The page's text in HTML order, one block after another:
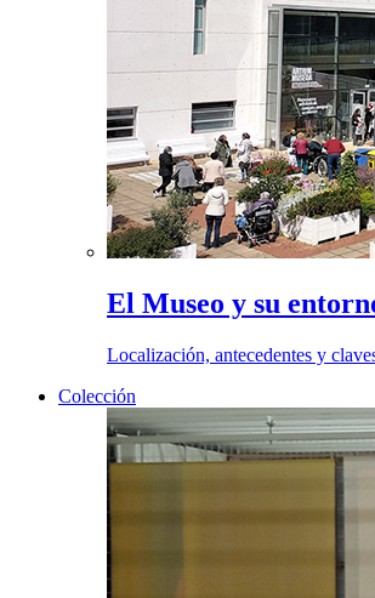
El Museo y su
Localización, antecedentes y
Colección